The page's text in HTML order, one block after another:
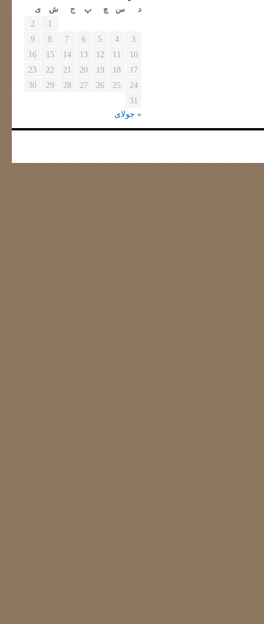
د س چ پ ج ش ی
1
2
3
4
5
6
7
8
9
10
11
12
13
14
15
16
17
18
19
20
21
22
23
24
25
26
27
28
29
30
31
« جولای